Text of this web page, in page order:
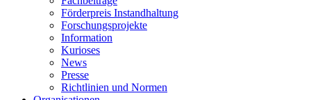
Förderpreis Instandhaltung
Forschungsprojekte
Information
Kurioses
News
Presse
Richtlinien und Normen